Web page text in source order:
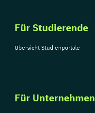
Für Studierende
Übersicht Studienportale
Für Unternehmen